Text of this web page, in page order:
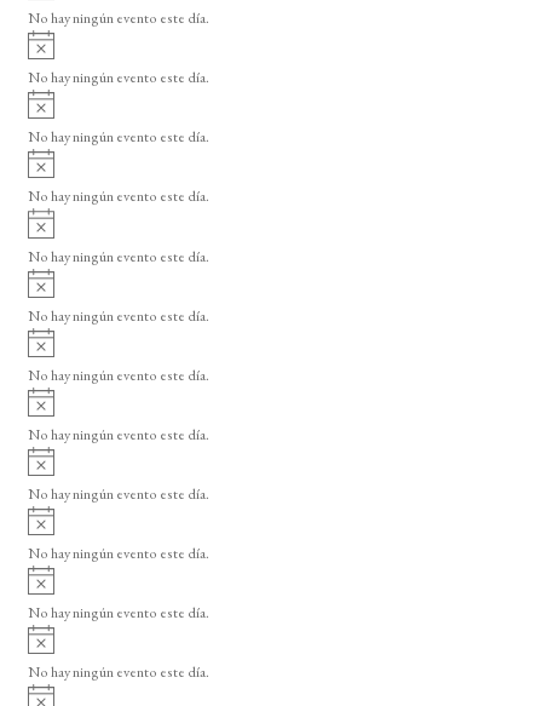
o
i
o
No hay ningún evento este día.
A
v
i
o
No hay ningún evento este día.
A
v
i
o
No hay ningún evento este día.
A
v
i
o
No hay ningún evento este día.
A
v
i
o
No hay ningún evento este día.
A
v
i
o
No hay ningún evento este día.
A
v
i
o
No hay ningún evento este día.
A
v
i
o
No hay ningún evento este día.
A
v
i
o
No hay ningún evento este día.
A
v
i
o
No hay ningún evento este día.
A
v
i
o
No hay ningún evento este día.
A
v
i
No hay ningún evento este día.
A